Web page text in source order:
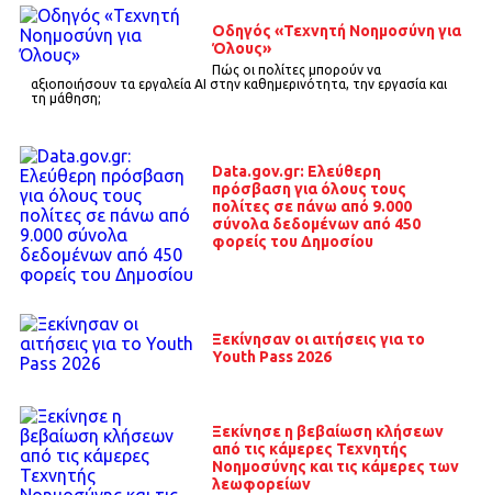
Οδηγός «Τεχνητή Νοημοσύνη για
Όλους»
Πώς οι πολίτες μπορούν να
αξιοποιήσουν τα εργαλεία AI στην καθημερινότητα, την εργασία και
τη μάθηση;
Data.gov.gr: Ελεύθερη
πρόσβαση για όλους τους
πολίτες σε πάνω από 9.000
σύνολα δεδομένων από 450
φορείς του Δημοσίου
Ξεκίνησαν οι αιτήσεις για το
Youth Pass 2026
Ξεκίνησε η βεβαίωση κλήσεων
από τις κάμερες Τεχνητής
Νοημοσύνης και τις κάμερες των
λεωφορείων